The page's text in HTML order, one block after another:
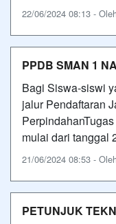
22/06/2024 08:13 -
PPDB SMAN 1
Bagi Siswa-siswi
jalur Pendaftaran
mulai dari tanggal
21/06/2024 08:53 -
PETUNJUK